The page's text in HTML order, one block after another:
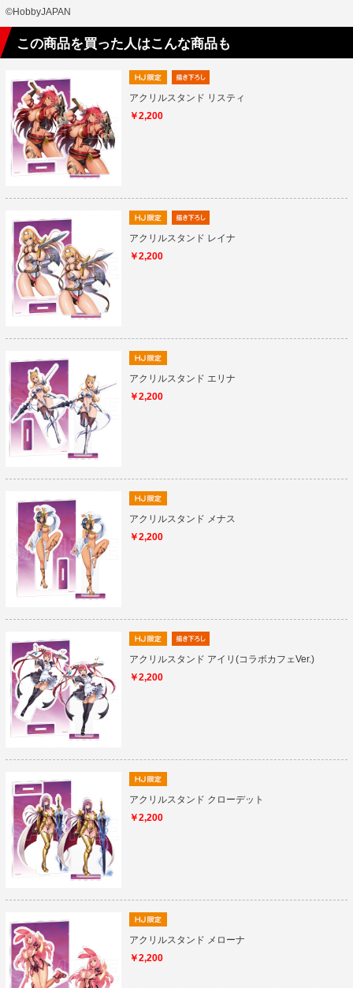
©HobbyJAPAN
この商品を買った人はこんな商品も
アクリルスタンド リスティ
￥2,200
アクリルスタンド レイナ
￥2,200
アクリルスタンド エリナ
￥2,200
アクリルスタンド メナス
￥2,200
アクリルスタンド アイリ(コラボカフェVer.)
￥2,200
アクリルスタンド クローデット
￥2,200
アクリルスタンド メローナ
￥2,200